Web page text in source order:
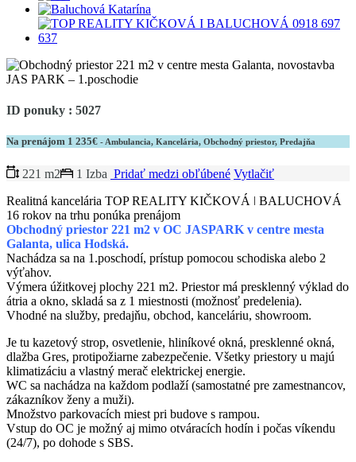
ID ponuky : 5027
Na prenájom 1 235€ - Ambulancia, Kancelária, Obchodný priestor, Predajňa
221 m2 1 Izba Pridať medzi obľúbené Vytlačiť
Realitná kancelária TOP REALITY KIČKOVÁ ǀ BALUCHOVÁ
16 rokov na trhu ponúka prenájom
Obchodný priestor 221 m2 v OC JASPARK v centre mesta
Galanta, ulica Hodská.
Nachádza sa na 1.poschodí, prístup pomocou schodiska alebo 2
výťahov.
Výmera úžitkovej plochy 221 m2. Priestor má presklenný výklad do
átria a okno, skladá sa z 1 miestnosti (možnosť predelenia).
Vhodné na služby, predajňu, obchod, kanceláriu, showroom.
Je tu kazetový strop, osvetlenie, hliníkové okná, presklenné okná,
dlažba Gres, protipožiarne zabezpečenie. Všetky priestory u majú
klimatizáciu a vlastný merač elektrickej energie.
WC sa nachádza na každom podlaží (samostatné pre zamestnancov,
zákazníkov ženy a muži).
Množstvo parkovacích miest pri budove s rampou.
Vstup do OC je možný aj mimo otváracích hodín i počas víkendu
(24/7), po dohode s SBS.